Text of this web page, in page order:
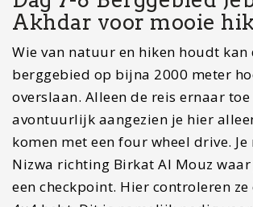
mountains en de discovery trail.
Overnachtingstip
Wij sliepen in het geweldigeSahab
Neem een duik in het zwembad met
uitzicht en kijk de zonsondergang
unieke locatie. Met een eigen